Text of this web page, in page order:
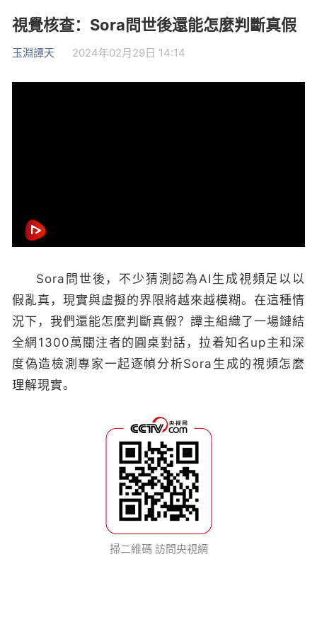
視覺核查：Sora問世後還能怎麼判斷真假
玉淵譚天 2024年02月29日 14:14
Sora問世後，不少猜測認為AI生成視頻足以以
假亂真，現實與虛擬的界限將越來越模糊。在這種情
況下，我們還能怎麼判斷真假？譚主組織了一場鏈結
全網1300萬關注者的圓桌對話，拉着知名up主和深
度偽造檢測專家一起逐幀分析Sora生成的視頻怎麼
理解現實。
掃二維碼 訪問央視網